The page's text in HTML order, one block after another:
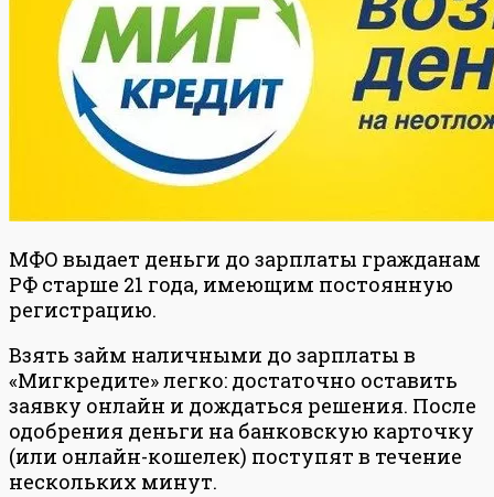
МФО выдает деньги до зарплаты гражданам
РФ старше 21 года, имеющим постоянную
регистрацию.
Взять займ наличными до зарплаты в
«Мигкредите» легко: достаточно оставить
заявку онлайн и дождаться решения. После
одобрения деньги на банковскую карточку
(или онлайн-кошелек) поступят в течение
нескольких минут.